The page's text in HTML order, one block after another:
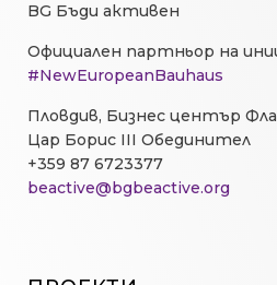
BG Бъди активен
Официален партньор на
#NewEuropeanBauhaus
Пловдив, Бизнес център
Цар Борис III Обединител
+359 87 6723377
beactive@bgbeactive.org